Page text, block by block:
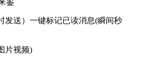
鉴
发送）一键标记已读消息(瞬间秒
片视频)